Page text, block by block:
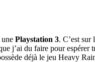
Playstation 3. C’est sur
j’ai du faire pour espérer
déjà le jeu Heavy